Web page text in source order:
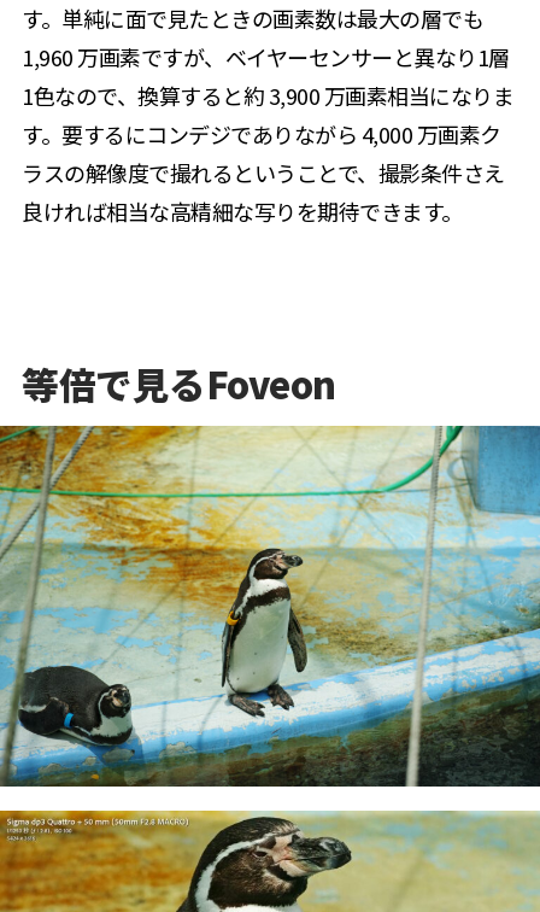
す。単純に面で見たときの画素数は最大の層でも
1,960 万画素ですが、ベイヤーセンサーと異なり1層
1色なので、換算すると約 3,900 万画素相当になりま
す。要するにコンデジでありながら 4,000 万画素ク
ラスの解像度で撮れるということで、撮影条件さえ
良ければ相当な高精細な写りを期待できます。
等倍で見るFoveon